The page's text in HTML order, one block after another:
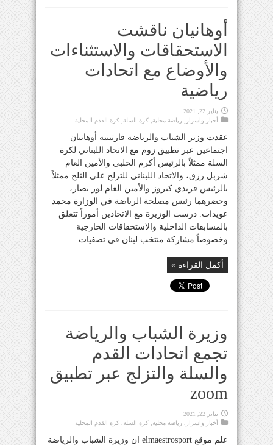
أوهانيان ناقشت
الاستحقاقات والاستثناءات
والأوضاع مع اتحادات
رياضية
يناير 22, 2021
أخبار واسرار
رياضة محلية كرة السلة كرة القدم المحلية
عقدت وزير الشباب والرياضة فارتينيه أوهانيان
اجتماعين عبر تطبيق زوم مع الاتحاد اللبناني لكرة
السلة ممثلاً بالرئيس أكرم الحلبي والأمين العام
شربل رزق، والاتحاد اللبناني للتزلج على الثلج ممثلاً
بالرئيس فريدي كيروز والأمين العام لور نصار،
وحضرهما رئيس مصلحة الرياضة في الوزارة محمد
عويدات. درست الوزيرة مع الاتحادين أموراً تتعلق
بالمسابقات الداخلية والاستحقاقات الخارجية
وخصوصاً مشاركة منتخب لبنان في تصفيات ...
أكمل القراءة »
وزيرة الشباب والرياضة
تجمع اتحادات القدم
والسلة والتزلج عبر تطبيق
zoom
يناير 22, 2021
أخبار واسرار
رياضة محلية كرة السلة كرة القدم المحلية
علم موقع elmaestrosport ان وزيرة الشباب والرياضة